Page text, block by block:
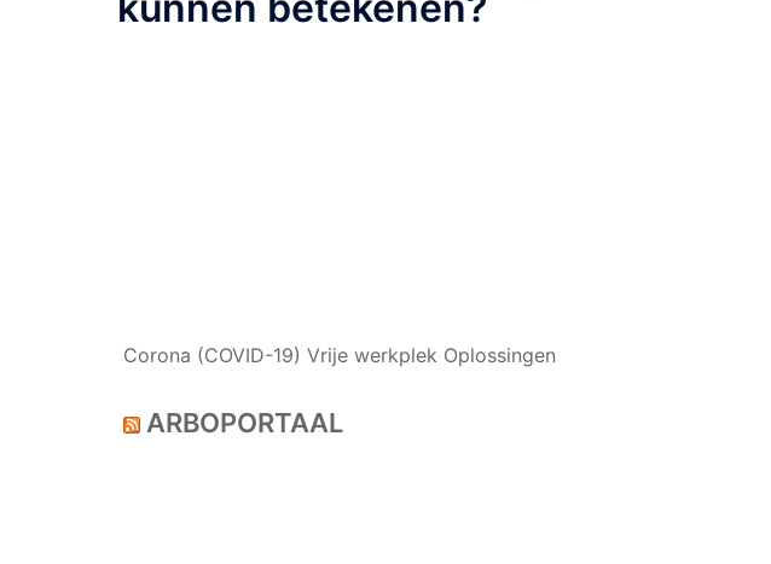
Corona (COVID-19) Vrije werkplek Oplossingen
ARBOPORTAAL